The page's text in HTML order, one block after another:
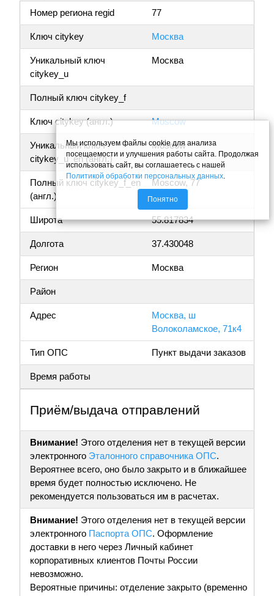
Номер региона regid
77
Ключ citykey Москва
Уникальный ключ
citykey_u
Москва
Полный ключ citykey_f
Ключ citykey (англ.) Moscow
Уникальный ключ
citykey_u_en (англ.)
Moscow
Полный ключ citykey_f_en
(англ.)
Moscow, 77
Широта 55.817834
Долгота 37.430048
Регион Москва
Район
Адрес
Москва, ш
Волоколамское, 71к4
Тип ОПС Пункт выдачи заказов
Время работы
Приём/выдача отправлений
Внимание! Этого отделения нет в текущей версии
электронного Эталонного справочника ОПС.
Вероятнее всего, оно было закрыто и в ближайшее
время будет полностью исключено. Не
рекомендуется пользоваться им в расчетах.
Внимание! Этого отделения нет в текущей версии
электронного Паспорта ОПС. Оформление
доставки в него через Личный кабинет
корпоративных клиентов Почты России
невозможно.
Вероятные причины: отделение закрыто (временно
Мы используем файлы cookie для анализа
посещаемости и улучшения работы сайта. Продолжая
использовать сайт, вы соглашаетесь с нашей
Политикой обработки персональных данных
Понятно